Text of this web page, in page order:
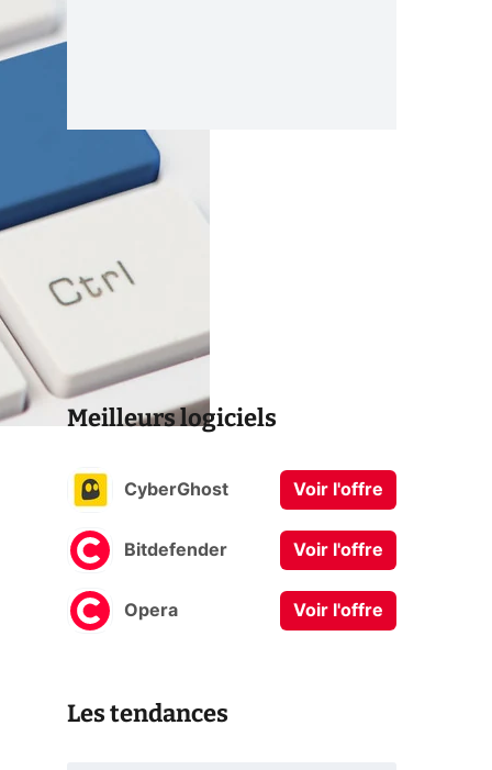
Meilleurs logiciels
CyberGhost Voir l'offre
Bitdefender Voir l'offre
Opera Voir l'offre
Les tendances